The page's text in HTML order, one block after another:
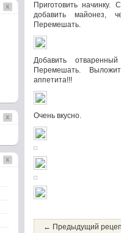
Приготовить
добавить майонез,
Перемешать.
Добавить
Перемешать.
аппетита!!!
Очень вкусно.
← Предыдущий